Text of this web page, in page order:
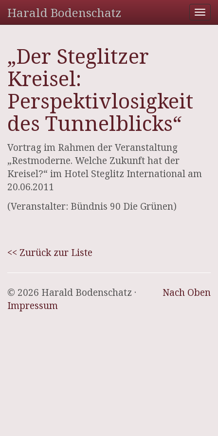
Harald Bodenschatz
„Der Steglitzer
Kreisel:
Perspektivlosigkeit
des Tunnelblicks“
Vortrag im Rahmen der Veranstaltung
„Restmoderne. Welche Zukunft hat der
Kreisel?“ im Hotel Steglitz International am
20.06.2011
(Veranstalter: Bündnis 90 Die Grünen)
<< Zurück zur Liste
Nach Oben
© 2026 Harald Bodenschatz ·
Impressum